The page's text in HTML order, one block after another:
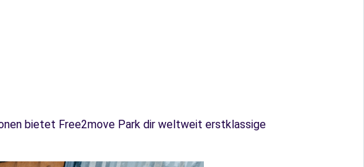
bietet Free2move Park dir weltweit erstklassige